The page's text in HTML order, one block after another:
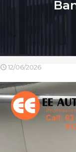
12/06/2026